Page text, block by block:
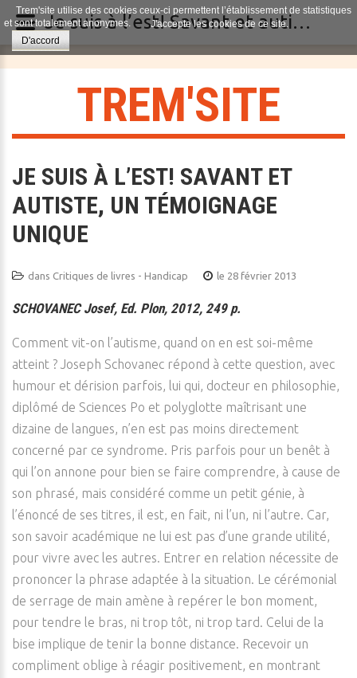
TREM'SITE
JE SUIS À L’EST! SAVANT ET
AUTISTE, UN TÉMOIGNAGE
UNIQUE
dans Critiques de livres - Handicap le 28 février 2013
SCHOVANEC Josef, Ed. Plon, 2012, 249 p.
Comment vit-on l’autisme, quand on en est soi-même
atteint ? Joseph Schovanec répond à cette question, avec
humour et dérision parfois, lui qui, docteur en philosophie,
diplômé de Sciences Po et polyglotte maîtrisant une
dizaine de langues, n’en est pas moins directement
concerné par ce syndrome. Pris parfois pour un benêt à
qui l’on annone pour bien se faire comprendre, à cause de
son phrasé, mais considéré comme un petit génie, à
l’énoncé de ses titres, il est, en fait, ni l’un, ni l’autre. Car,
son savoir académique ne lui est pas d’une grande utilité,
pour vivre avec les autres. Entrer en relation nécessite de
prononcer la phrase adaptée à la situation. Le cérémonial
de serrage de main amène à repérer le bon moment,
pour tendre le bras, ni trop tôt, ni trop tard. Celui de la
bise implique de tenir la bonne distance. Recevoir un
compliment oblige à réagir positivement, en montrant
Trem'site utilise des cookies ceux-ci permettent l’établissement de statistiques
et sont totalement anonymes.
J'accepte les cookies de ce site.
D'accord
Je suis à l’est! Savant et autiste, un témoignage unique